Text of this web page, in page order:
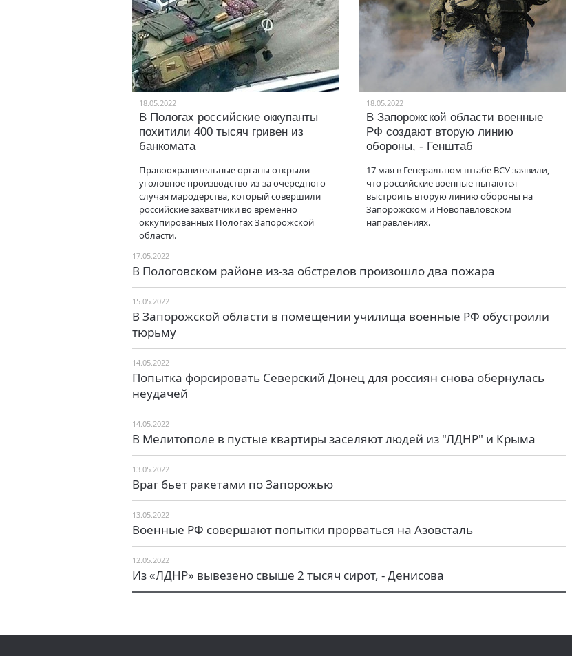
18.05.2022
В Пологах российские оккупанты
похитили 400 тысяч гривен из
банкомата
Правоохранительные органы открыли
уголовное производство из-за очередного
случая мародерства, который совершили
российские захватчики во временно
оккупированных Пологах Запорожской
области.
18.05.2022
В Запорожской области военные
РФ создают вторую линию
обороны, - Генштаб
17 мая в Генеральном штабе ВСУ заявили,
что российские военные пытаются
выстроить вторую линию обороны на
Запорожском и Новопавловском
направлениях.
17.05.2022
В Пологовском районе из-за обстрелов произошло два пожара
15.05.2022
В Запорожской области в помещении училища военные РФ обустроили
тюрьму
14.05.2022
Попытка форсировать Северский Донец для россиян снова обернулась
неудачей
14.05.2022
В Мелитополе в пустые квартиры заселяют людей из "ЛДНР" и Крыма
13.05.2022
Враг бьет ракетами по Запорожью
13.05.2022
Военные РФ совершают попытки прорваться на Азовсталь
12.05.2022
Из «ЛДНР» вывезено свыше 2 тысяч сирот, - Денисова